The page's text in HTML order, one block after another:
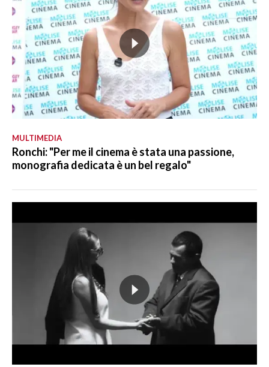
MULTIMEDIA
Ronchi: "Per me il cinema è stata una passione,
monografia dedicata è un bel regalo"